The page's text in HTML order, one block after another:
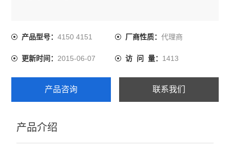
产品型号：4150 4151 厂商性质： 代理商
更新时间：2015-06-07 访 问 量： 1413
产品咨询 联系我们
产品介绍